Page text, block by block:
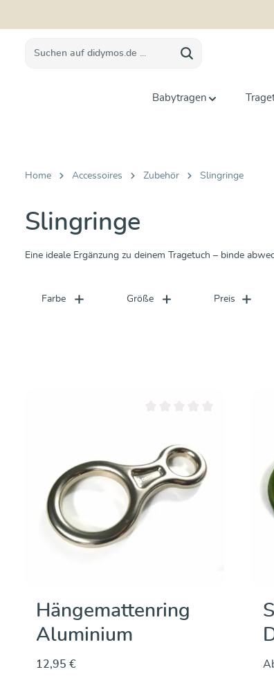
Babytragen
Home Accessoires Zubehör Slingringe
Slingringe
Eine ideale Ergänzung zu deinem Tragetuch – binde
Farbe Größe Preis
Hängemattenring
Aluminium
12,95 €